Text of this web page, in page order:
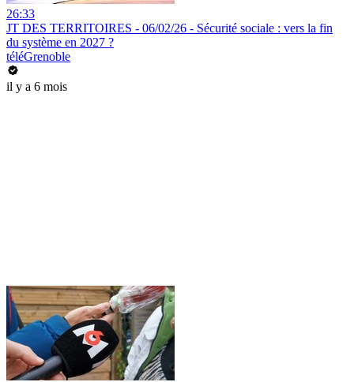
26:33
JT DES TERRITOIRES - 06/02/26 - Sécurité sociale : vers la fin
du système en 2027 ?
téléGrenoble
il y a 6 mois